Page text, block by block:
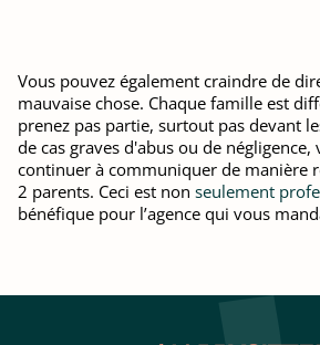
Vous pouvez également craindre de
mauvaise chose. Chaque famille est
prenez pas partie, surtout pas devant
de cas graves d'abus ou de négligence,
continuer à communiquer de manière
2 parents. Ceci est non seulement
bénéfique pour l’agence qui vous